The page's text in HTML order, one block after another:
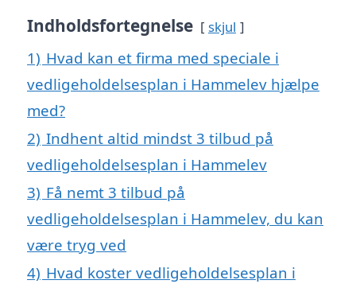
Indholdsfortegnelse skjul
1) Hvad kan et firma med speciale i
vedligeholdelsesplan i Hammelev hjælpe
med?
2) Indhent altid mindst 3 tilbud på
vedligeholdelsesplan i Hammelev
3) Få nemt 3 tilbud på
vedligeholdelsesplan i Hammelev, du kan
være tryg ved
4) Hvad koster vedligeholdelsesplan i